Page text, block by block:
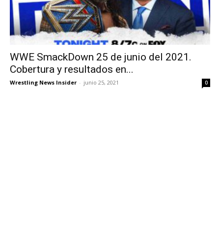
WWE SmackDown 25 de junio del 2021.
Cobertura y resultados en...
Wrestling News Insider - junio 25, 2021 0